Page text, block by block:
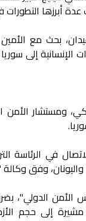
أبرزها التطورات
بحث مع
إلى
ومستشار
في الرئاسة
وفق
"مجلس الأمن
إلى سوريا "عبر الحدود"،